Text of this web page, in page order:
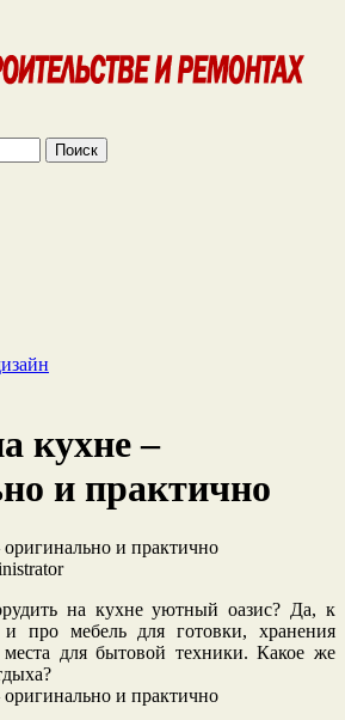
кухне –
и практично
на кухне уютный оазис? Да, к
про мебель для готовки, хранения
для бытовой техники. Какое же